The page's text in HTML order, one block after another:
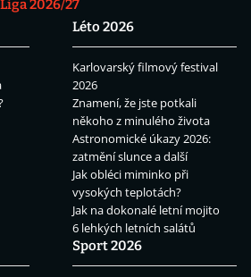
2026/27
Léto 2026
Karlovarský filmový festival
2026
Znamení, že jste potkali
někoho z minulého života
Astronomické úkazy 2026:
zatmění slunce a další
Jak obléci miminko při
vysokých teplotách?
Jak na dokonalé letní mojito
6 lehkých letních salátů
Sport 2026